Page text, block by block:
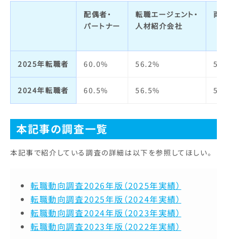
配偶者・
パートナー
転職エージェント・
人材紹介会社
両
2025年転職者 60.0% 56.2%
2024年転職者 60.5% 56.5%
本記事の調査一覧
本記事で紹介している調査の詳細は以下を参照してほしい。
転職動向調査2026年版（2025年実績）
転職動向調査2025年版（2024年実績）
転職動向調査2024年版（2023年実績）
転職動向調査2023年版（2022年実績）